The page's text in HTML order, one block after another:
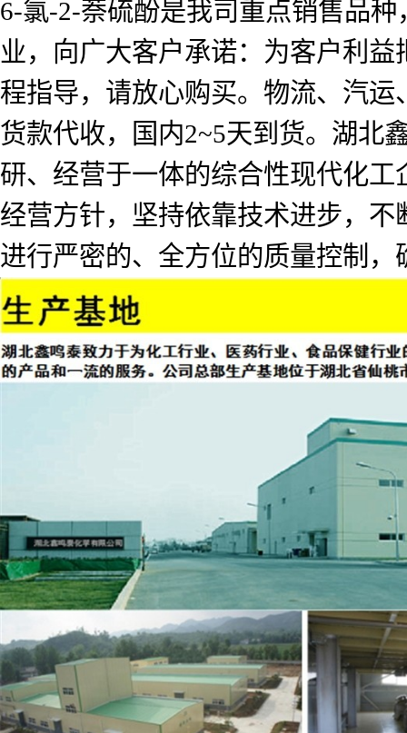
6-氯-2-萘硫酚是我司重点销售品
业，向广大客户承诺：为客户利
程指导，请放心购买。物流、汽
货款代收，国内2~5天到货。湖北
研、经营于一体的综合性现代化
经营方针，坚持依靠技术进步，
进行严密的、全方位的质量控制